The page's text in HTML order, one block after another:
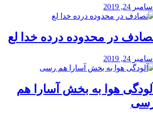
24, 2019
در محدوده درده خدا لع
24, 2019
آلودگی هوا به بخش آسارا هم